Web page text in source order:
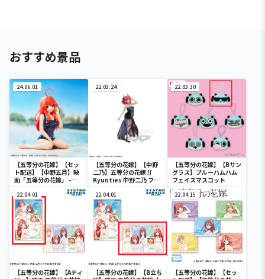
おすすめ景品
24.06.01
【五等分の花嫁】【セッ
ト配送】【中野五月】映
画「五等分の花嫁」 -
Celestial vivi-中野五月
School style ver.
22.03.24
【五等分の花嫁】【中野
二乃】五等分の花嫁∬
Kyunties 中野二乃 フィ
22.03.30
【五等分の花嫁】【Bサン
グラス】ブルーハムハム
フェイスマスコット
22.04.01
【五等分の花嫁】【Aティ
22.04.01
【五等分の花嫁】【B立ち
22.04.15
【五等分の花嫁】【セッ